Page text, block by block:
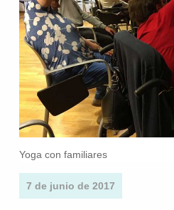
Yoga con familiares
7 de junio de 2017